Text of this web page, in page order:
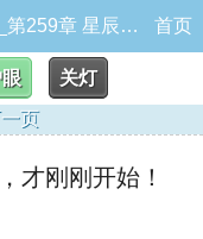
直播：我妹坑我，曝光科技帝国_第259章 星辰大海的征途，才刚刚开始！（大 首页
关灯
页
刚刚开始！